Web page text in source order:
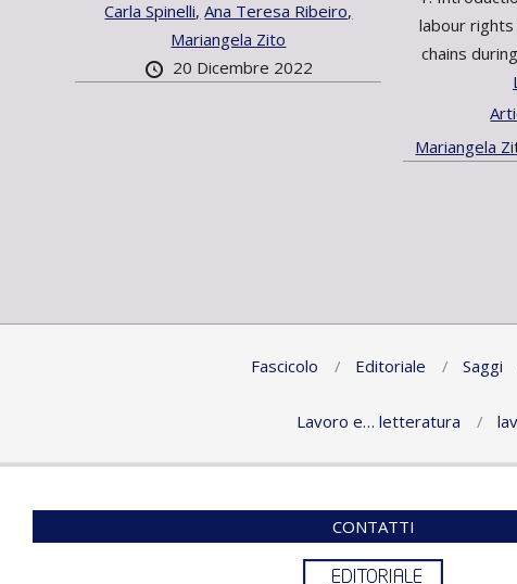
Carla Spinelli, Ana Teresa Ribeiro,
Mariangela Zito
20 Dicembre 2022
labour
chains
Mariangela
Fascicolo Editoriale Saggi
Lavoro e… letteratura
CONTATTI